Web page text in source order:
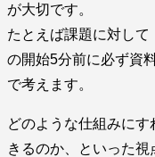
が大切です。
たとえば課題に対し
の開始5分前に必ず資
で考えます。
どのような仕組みに
きるのか、といった